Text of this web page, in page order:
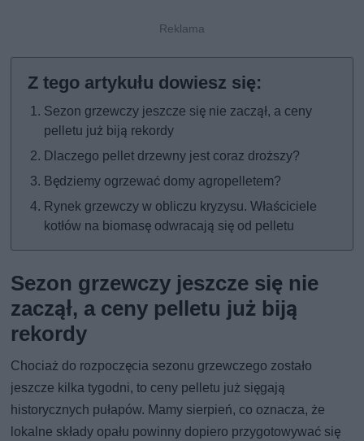
Sezon grzewczy jeszcze się nie zaczął, a ceny
pelletu już biją rekordy
Dlaczego pellet drzewny jest coraz droższy?
Będziemy ogrzewać domy agropelletem?
Rynek grzewczy w obliczu kryzysu. Właściciele
kotłów na biomasę odwracają się od pelletu
Sezon grzewczy jeszcze się nie
zaczął, a ceny pelletu już biją
rekordy
Chociaż do rozpoczęcia sezonu grzewczego zostało
jeszcze kilka tygodni, to ceny pelletu już sięgają
historycznych pułapów. Mamy sierpień, co oznacza, że
lokalne składy opału powinny dopiero przygotowywać się